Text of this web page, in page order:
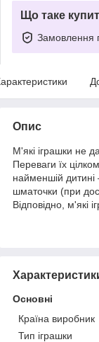
Що таке
Замовлення
Опис
М'які іграшки не
Переваги їх
найменшій дитині
шматочки (при
Відповідно, м'які
Основні
Країна виробник
Тип іграшки